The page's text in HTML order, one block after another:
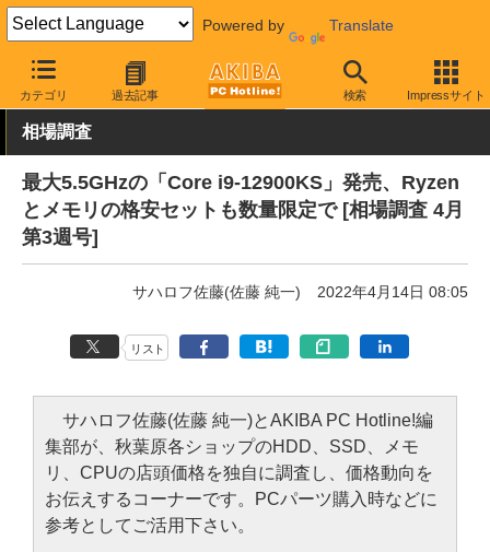
Powered by Translate
カテゴリ 過去記事 検索 Impressサイト
AKIBA PC Hotline! 秋葉原情報 価格情報 価格動向
相場調査
最大5.5GHzの「Core i9-12900KS」発売、Ryzen
とメモリの格安セットも数量限定で [相場調査 4月
第3週号]
サハロフ佐藤(佐藤 純一) 2022年4月14日 08:05
リスト
サハロフ佐藤(佐藤 純一)とAKIBA PC Hotline!編
集部が、秋葉原各ショップのHDD、SSD、メモ
リ、CPUの店頭価格を独自に調査し、価格動向を
お伝えするコーナーです。PCパーツ購入時などに
参考としてご活用下さい。